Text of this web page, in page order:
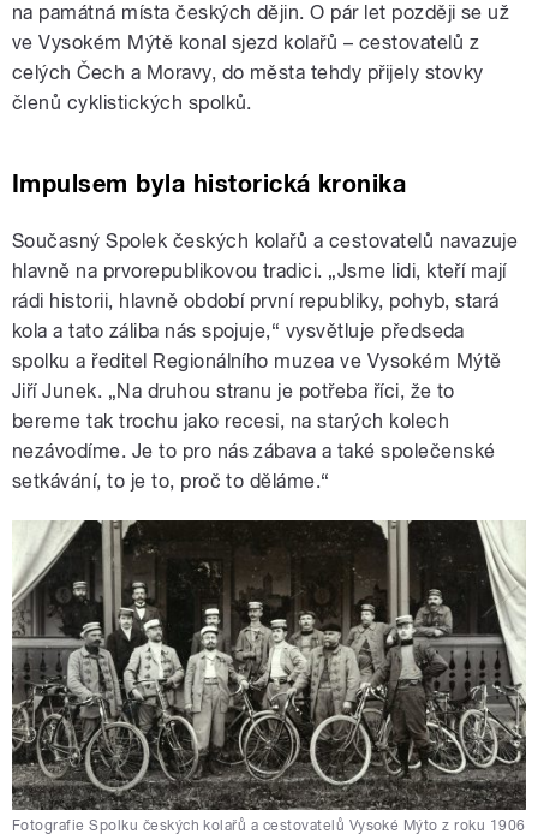
na památná místa českých dějin. O pár let později se už
ve Vysokém Mýtě konal sjezd kolařů – cestovatelů z
celých Čech a Moravy, do města tehdy přijely stovky
členů cyklistických spolků.
Impulsem byla historická kronika
Současný Spolek českých kolařů a cestovatelů navazuje
hlavně na prvorepublikovou tradici. „Jsme lidi, kteří mají
rádi historii, hlavně období první republiky, pohyb, stará
kola a tato záliba nás spojuje,“ vysvětluje předseda
spolku a ředitel Regionálního muzea ve Vysokém Mýtě
Jiří Junek. „Na druhou stranu je potřeba říci, že to
bereme tak trochu jako recesi, na starých kolech
nezávodíme. Je to pro nás zábava a také společenské
setkávání, to je to, proč to děláme.“
Fotografie Spolku českých kolařů a cestovatelů Vysoké Mýto z roku 1906